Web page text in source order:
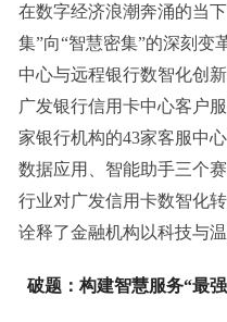
在数字经济浪潮奔涌的当
集”向“智慧密集”的深刻变
中心与远程银行数智化创
广发银行信用卡中心客户
家银行机构的43家客服中
数据应用、智能助手三个
行业对广发信用卡数智化
诠释了金融机构以科技与
破题：构建智慧服务“最